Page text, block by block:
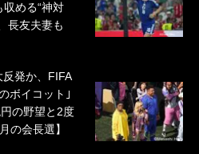
める“神対
長友夫妻も
発か、FIFA
ボイコット｣
の野望と2度
の会長選】